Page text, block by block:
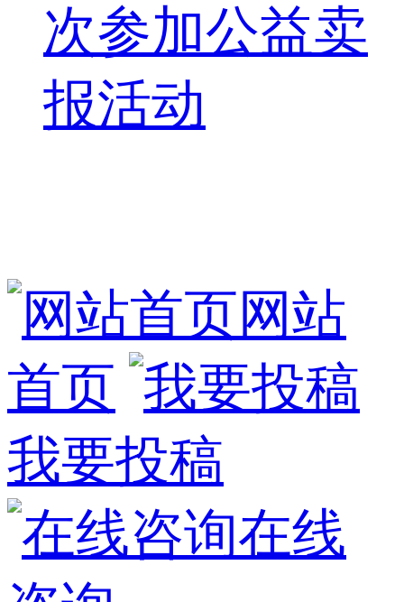
次参加公益卖
报活动
网站
首页
我要投稿
在线